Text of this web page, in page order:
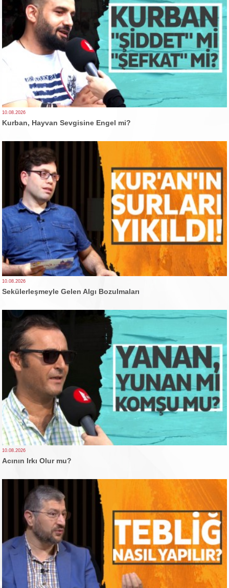
10.08.2026
Kurban, Hayvan Sevgisine Engel mi?
10.08.2026
Sekülerleşmeyle Gelen Algı Bozulmaları
10.08.2026
Acının Irkı Olur mu?